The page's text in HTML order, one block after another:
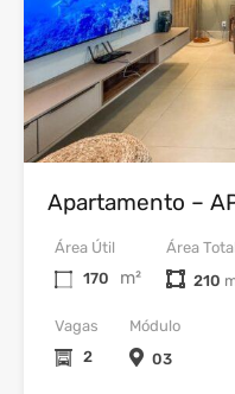
Apartamento –
Área Útil
170
m²
Vagas
2
Área Total
210
Módulo
03